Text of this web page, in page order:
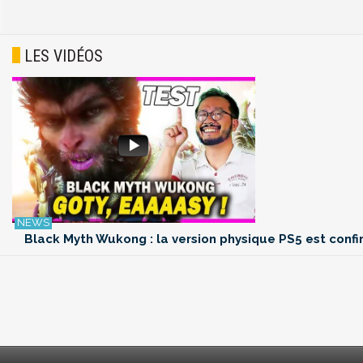
LES VIDÉOS
Black Myth Wukong : la version physique PS5 est